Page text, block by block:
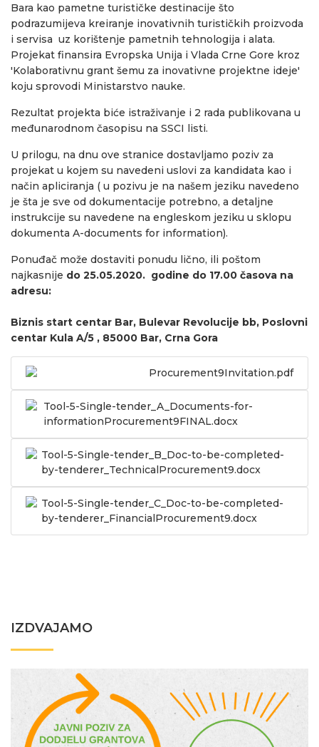
Bara kao pametne turističke destinacije što
podrazumijeva kreiranje inovativnih turističkih proizvoda
i servisa uz korištenje pametnih tehnologija i alata.
Projekat finansira Evropska Unija i Vlada Crne Gore kroz
'Kolaborativnu grant šemu za inovativne projektne ideje'
koju sprovodi Ministarstvo nauke.
Rezultat projekta biće istraživanje i 2 rada publikovana u
međunarodnom časopisu na SSCI listi.
U prilogu, na dnu ove stranice dostavljamo poziv za
projekat u kojem su navedeni uslovi za kandidata kao i
način apliciranja ( u pozivu je na našem jeziku navedeno
je šta je sve od dokumentacije potrebno, a detaljne
instrukcije su navedene na engleskom jeziku u sklopu
dokumenta A-documents for information).
Ponuđač može dostaviti ponudu lično, ili poštom
najkasnije do 25.05.2020. godine do 17.00 časova na
adresu:
Biznis start centar Bar, Bulevar Revolucije bb, Poslovni
centar Kula A/5 , 85000 Bar, Crna Gora
Procurement9Invitation.pdf
Tool-5-Single-tender_A_Documents-for-
informationProcurement9FINAL.docx
Tool-5-Single-tender_B_Doc-to-be-completed-
by-tenderer_TechnicalProcurement9.docx
Tool-5-Single-tender_C_Doc-to-be-completed-
by-tenderer_FinancialProcurement9.docx
IZDVAJAMO